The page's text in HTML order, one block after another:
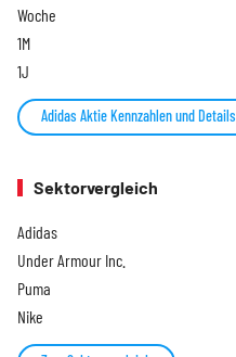
Woche
1M
1J
Adidas Aktie Kennzahlen und Details
Sektorvergleich
Adidas
Under Armour Inc.
Puma
Nike